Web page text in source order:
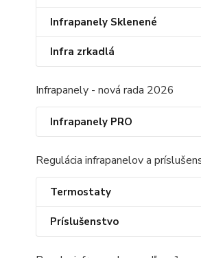
Infrapanely Sklenené
Infra zrkadlá
Infrapanely - nová rada 2026
Infrapanely PRO
Regulácia infrapanelov a
Termostaty
Príslušenstvo